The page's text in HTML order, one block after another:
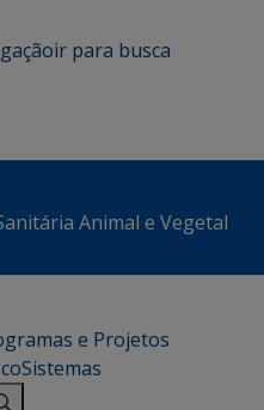
ir para busca
Animal e Vegetal
e Projetos
Sistemas